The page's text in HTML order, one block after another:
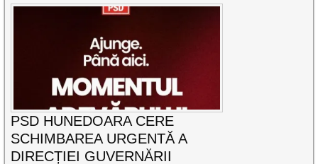
PSD HUNEDOARA CERE
SCHIMBAREA URGENTĂ A
DIRECȚIEI GUVERNĂRII